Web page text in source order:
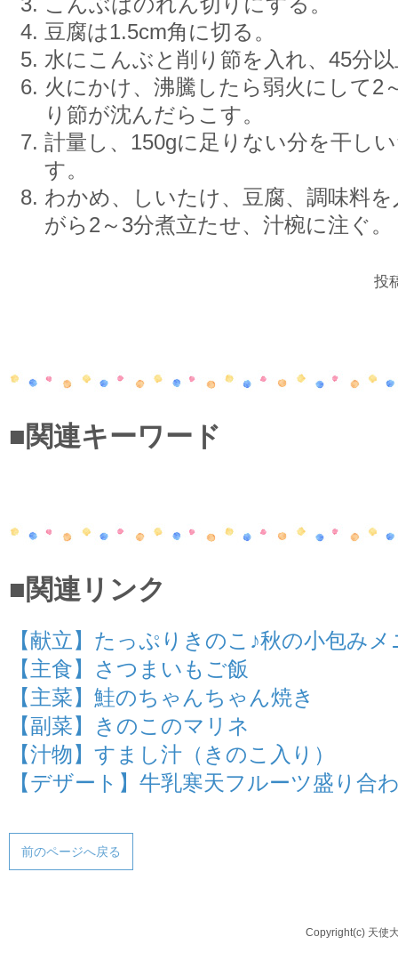
豆腐は1.5cm角に切る。
水にこんぶと削り節を入れ、45分
火にかけ、沸騰したら弱火にして2
り節が沈んだらこす。
計量し、150gに足りない分を干し
す。
わかめ、しいたけ、豆腐、調味料
がら2～3分煮立たせ、汁椀に注ぐ。
投
■関連キーワード
■関連リンク
【献立】たっぷりきのこ♪秋の小包み
【主食】さつまいもご飯
【主菜】鮭のちゃんちゃん焼き
【副菜】きのこのマリネ
【汁物】すまし汁（きのこ入り）
【デザート】牛乳寒天フルーツ盛り合
前のページへ戻る
Copyright(c) 天使